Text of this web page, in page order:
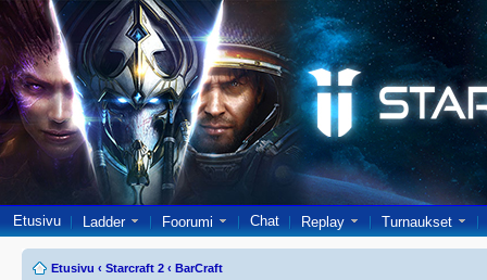
Etusivu Ladder Foorumi Chat Replay Turnaukset
Etusivu ‹ Starcraft 2 ‹ BarCraft